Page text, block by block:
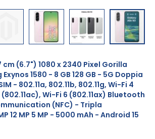
cm (6.7") 1080 x 2340 Pixel Gorilla
1580 - 8 GB 128 GB - 5G Doppia
- 802.11a, 802.11b, 802.11g, Wi-Fi 4
(802.11ac), Wi-Fi 6 (802.11ax) Bluetooth
(NFC) - Tripla
12 MP 5 MP - 5000 mAh - Android 15